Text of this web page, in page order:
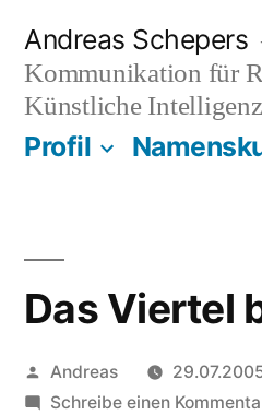
Inhalt
springen
Andreas Schepers
Kommunikation für
Künstliche Intelligenz
Profil
Das Viertel
Veröffentlicht
von
Andreas
Schreibe einen